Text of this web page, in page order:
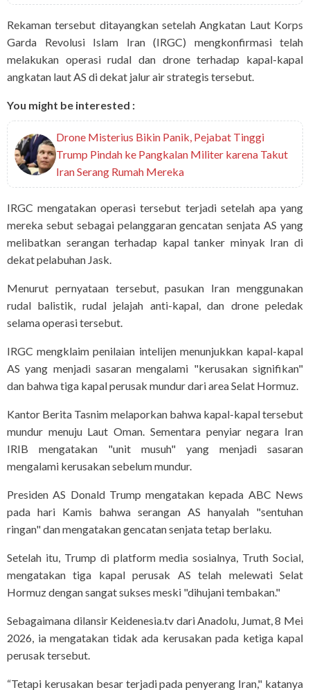
Rekaman tersebut ditayangkan setelah Angkatan Laut Korps
Garda Revolusi Islam Iran (IRGC) mengkonfirmasi telah
melakukan operasi rudal dan drone terhadap kapal-kapal
angkatan laut AS di dekat jalur air strategis tersebut.
You might be interested :
Drone Misterius Bikin Panik, Pejabat Tinggi
Trump Pindah ke Pangkalan Militer karena Takut
Iran Serang Rumah Mereka
IRGC mengatakan operasi tersebut terjadi setelah apa yang
mereka sebut sebagai pelanggaran gencatan senjata AS yang
melibatkan serangan terhadap kapal tanker minyak Iran di
dekat pelabuhan Jask.
Menurut pernyataan tersebut, pasukan Iran menggunakan
rudal balistik, rudal jelajah anti-kapal, dan drone peledak
selama operasi tersebut.
IRGC mengklaim penilaian intelijen menunjukkan kapal-kapal
AS yang menjadi sasaran mengalami "kerusakan signifikan"
dan bahwa tiga kapal perusak mundur dari area Selat Hormuz.
Kantor Berita Tasnim melaporkan bahwa kapal-kapal tersebut
mundur menuju Laut Oman. Sementara penyiar negara Iran
IRIB mengatakan "unit musuh" yang menjadi sasaran
mengalami kerusakan sebelum mundur.
Presiden AS Donald Trump mengatakan kepada ABC News
pada hari Kamis bahwa serangan AS hanyalah "sentuhan
ringan" dan mengatakan gencatan senjata tetap berlaku.
Setelah itu, Trump di platform media sosialnya, Truth Social,
mengatakan tiga kapal perusak AS telah melewati Selat
Hormuz dengan sangat sukses meski "dihujani tembakan."
Sebagaimana dilansir Keidenesia.tv dari Anadolu, Jumat, 8 Mei
2026, ia mengatakan tidak ada kerusakan pada ketiga kapal
perusak tersebut.
“Tetapi kerusakan besar terjadi pada penyerang Iran," katanya